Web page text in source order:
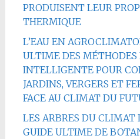
PRODUISENT LEUR
THERMIQUE
L’EAU EN
ULTIME DES MÉTHODES
INTELLIGENTE POUR
JARDINS, VERGERS ET
FACE AU CLIMAT DU
LES ARBRES DU CLIMAT
GUIDE ULTIME DE